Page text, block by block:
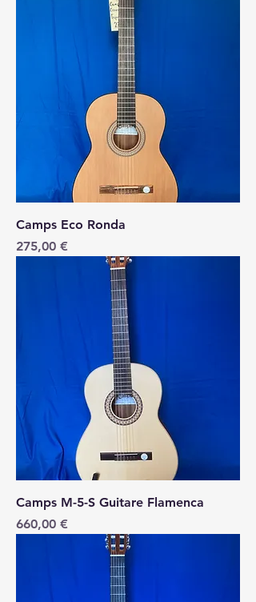
Camps Eco Ronda
Price
275,00 €
Camps M-5-S Guitare Flamenca
Price
660,00 €